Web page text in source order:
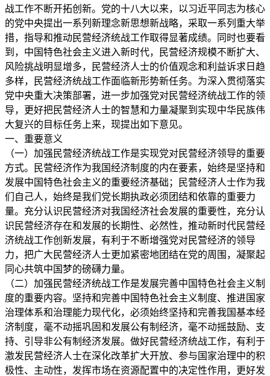
战工作不断开拓创新。党的十八大以来，以习近平同志为核心
的党中央提出一系列新理念新思想新战略，采取一系列重大举
措，指导和推动民营经济统战工作取得显著成绩。同时也要看
到，中国特色社会主义进入新时代，民营经济规模不断扩大、
风险挑战明显增多，民营经济人士的价值观念和利益诉求日趋
多样，民营经济统战工作面临新形势新任务。为深入贯彻落实
党中央重大决策部署，进一步加强党对民营经济统战工作的领
导，更好把民营经济人士的智慧和力量凝聚到实现中华民族伟
大复兴的目标任务上来，现提出如下意见。
一、重要意义
（一）加强民营经济统战工作是实现党对民营经济领导的重要
方式。民营经济作为我国经济制度的内在要素，始终是坚持和
发展中国特色社会主义的重要经济基础；民营经济人士作为我
们自己人，始终是我们党长期执政必须团结和依靠的重要力
量。充分认识民营经济对我国经济社会发展的重要性，充分认
识民营经济存在和发展的长期性、必然性，推动新时代民营经
济统战工作创新发展，有利于不断增强党对民营经济的领导
力，把广大民营经济人士更加紧密地团结在党的周围，凝聚起
同心共筑中国梦的磅礴力量。
（二）加强民营经济统战工作是发展完善中国特色社会主义制
度的重要内容。坚持和完善中国特色社会主义制度、推进国家
治理体系和治理能力现代化，必须始终坚持和完善我国基本经
济制度，毫不动摇巩固和发展公有制经济，毫不动摇鼓励、支
持、引导非公有制经济发展。做好民营经济统战工作，有利于
激发民营经济人士在深化改革扩大开放、参与国家治理中的积
极性、主动性，发挥市场在资源配置中的决定性作用，更好发